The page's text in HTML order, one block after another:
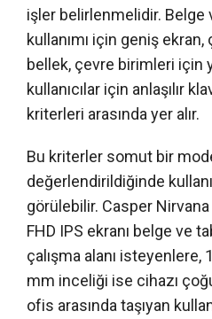
işler belirlenmelidir. Belge
kullanımı için geniş
bellek, çevre birimleri için
kullanıcılar için anlaşılır
kriterleri arasında yer alır.
Bu kriterler somut bir
değerlendirildiğinde
görülebilir. Casper
FHD IPS ekranı belge ve
çalışma alanı isteyenlere,
mm inceliği ise cihazı
ofis arasında taşıyan